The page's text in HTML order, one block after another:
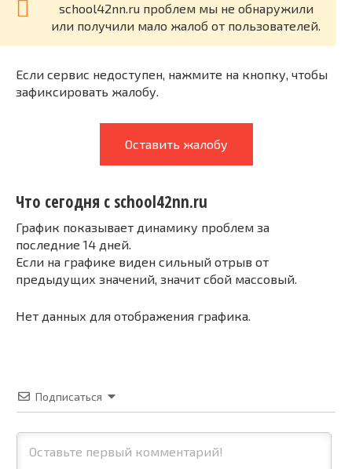
school42nn.ru проблем мы не обнаружили
или получили мало жалоб от пользователей.
Если сервис недоступен, нажмите на кнопку, чтобы
зафиксировать жалобу.
Оставить жалобу
Что сегодня с school42nn.ru
График показывает динамику проблем за
последние 14 дней.
Если на графике виден сильный отрыв от
предыдущих значений, значит сбой массовый.
Нет данных для отображения графика.
Подписаться